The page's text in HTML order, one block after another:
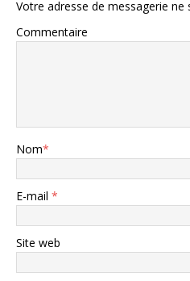
Votre adresse de messagerie ne
Commentaire
Nom*
E-mail *
Site web